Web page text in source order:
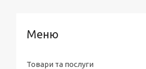
Товари та послуги